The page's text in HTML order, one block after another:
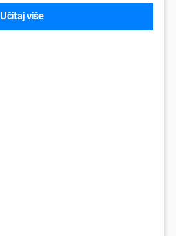
Učitaj više